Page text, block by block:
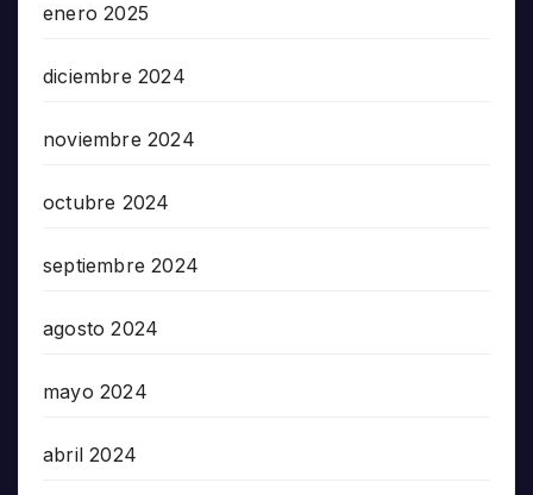
enero 2025
diciembre 2024
noviembre 2024
octubre 2024
septiembre 2024
agosto 2024
mayo 2024
abril 2024